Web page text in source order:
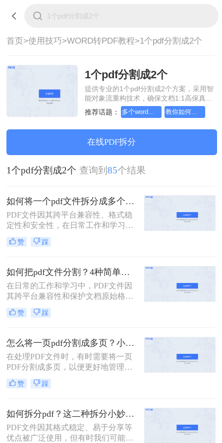
首页>使用技巧>WORD转PDF教程>1个pdf分割成2个
1个pdf分割成2个
提供专业的1个pdf分割成2个方案，采用智
能对象流重构技术，确保文档1:1高保真还
原且排版不乱码。支持一键批量处理，全
链路 SSL 加密保障隐私安全。助您快速实
公。
推荐话题： 多个word文件如何转一个pdf格式 教你如何将word文档转pdf文件
在线PDF拆分
1个pdf分割成2个 查询到85个结果
如何将一个pdf文件拆分成多个？教你2招拆分pdf！
PDF文件因其跨平台兼容性、格式稳
定性和安全性，在日常工作和学习中
扮演着重要角色。然而，有时我们需
要将一个PDF文件拆分成多个文件，
两种常用的PDF拆分方法，帮助您轻
松实现PDF文件的拆分。
赞 踩
如何把pdf文件分割？4种简单方法分享~
在日常的工作和学习中，PDF文件因
其跨平台兼容性和保护文档原始格式
的特性而被广泛使用。然而，有时候
为了便于查阅、管理和分享，我们可
多个较小的文件。那么如何把pdf文件
分割呢？以下是四种常用的PDF文件
分割方法，每种方法都有其独特的优
势和适用场景。
赞 踩
怎么将一页pdf分割成多页？小编给你分享这三种方法！
在处理PDF文件时，有时需要将一页
PDF分割成多页，以便更好地管理和
使用。那么怎么将一页pdf分割成多页
呢？本文将介绍三种实用的方法，帮
赞 踩
如何拆分pdf？这二种拆分小妙招了解下！
PDF文件因其格式稳定、易于分享等
优点被广泛使用，但有时我们可能需